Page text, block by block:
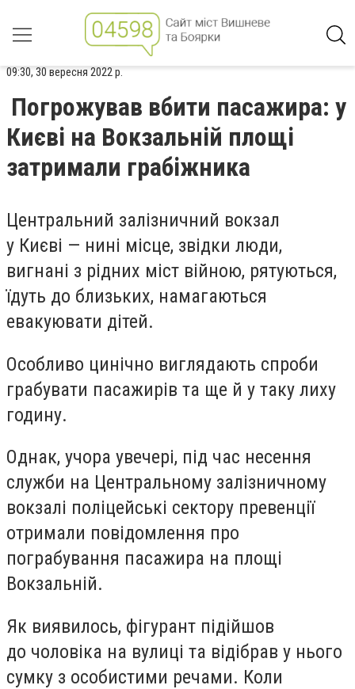
09:30, 30 вересня 2022 р.
Погрожував вбити пасажира: у
Києві на Вокзальній площі
затримали грабіжника
Центральний залізничний вокзал
у Києві — нині місце, звідки люди,
вигнані з рідних міст війною, рятуються,
їдуть до близьких, намагаються
евакуювати дітей.
Особливо цинічно виглядають спроби
грабувати пасажирів та ще й у таку лиху
годину.
Однак, учора увечері, під час несення
служби на Центральному залізничному
вокзалі поліцейські сектору превенції
отримали повідомлення про
пограбування пасажира на площі
Вокзальній.
Як виявилось, фігурант підійшов
до чоловіка на вулиці та відібрав у нього
сумку з особистими речами. Коли